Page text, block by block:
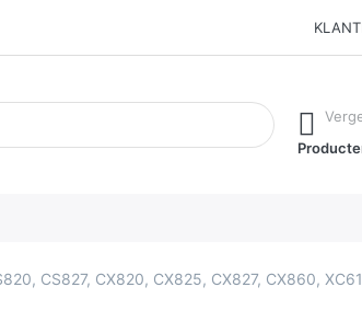
verschijnen automatisch terwijl je
CS827, CX820, CX825, CX827, CX860,